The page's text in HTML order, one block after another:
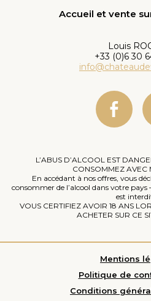
Accueil et vente
Louis
+33 (0)6 30
L’ABUS D’ALCOOL EST
CONSOMMEZ AVEC
En accédant à nos offres, vous
consommer de l’alcool dans votre pays
est
VOUS CERTIFIEZ AVOIR 18 ANS
ACHETER SUR CE
Mentions
Politique de
Conditions